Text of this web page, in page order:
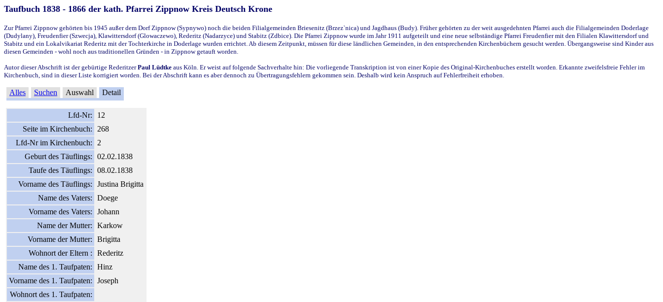
Taufbuch 1838 - 1866 der kath. Pfarrei Zippnow Kreis Deutsch Krone
Zur Pfarrei Zippnow gehörten bis 1945 außer dem Dorf Zippnow (Sypnywo) noch die beiden Filialgemeinden Briesenitz (Brzez`nica) und Jagdhaus (Budy). Früher gehörten zu der weit ausgedehnten Pfarrei auch die Filialgemeinden Doderlage
(Dudylany), Freudenfier (Szwecja), Klawittersdorf (Glowaczewo), Rederitz (Nadarzyce) und Stabitz (Zdbice). Die Pfarrei Zippnow wurde im Jahr 1911 aufgeteilt und eine neue selbständige Pfarrei Freudenfier mit den Filialen Klawittersdorf und
Stabitz und ein Lokalvikariat Rederitz mit der Tochterkirche in Doderlage wurden errichtet. Ab diesem Zeitpunkt, müssen für diese ländlichen Gemeinden, in den entsprechenden Kirchenbüchern gesucht werden. Übergangsweise sind Kinder aus
diesen Gemeinden - wohl noch aus traditionellen Gründen - in Zippnow getauft worden.
Autor dieser Abschrift ist der gebürtige RederitzerPaul Lüdtke aus Köln. Er weist auf folgende Sachverhalte hin: Die vorliegende Transkription ist von einer Kopie des Original-Kirchenbuches erstellt worden. Erkannte zweifelsfreie Fehler im
Kirchenbuch, sind in dieser Liste korrigiert worden. Bei der Abschrift kann es aber dennoch zu Übertragungsfehlern gekommen sein. Deshalb wird kein Anspruch auf Fehlerfreiheit erhoben.
Alles Suchen Auswahl Detail
Lfd-Nr:
12
Seite im Kirchenbuch:
268
Lfd-Nr im Kirchenbuch:
2
Geburt des Täuflings:
02.02.1838
Taufe des Täuflings:
08.02.1838
Vorname des Täuflings:
Justina Brigitta
Name des Vaters:
Doege
Vorname des Vaters:
Johann
Name der Mutter:
Karkow
Vorname der Mutter:
Brigitta
Wohnort der Eltern :
Rederitz
Name des 1. Taufpaten:
Hinz
Vorname des 1. Taufpaten:
Joseph
Wohnort des 1. Taufpaten: